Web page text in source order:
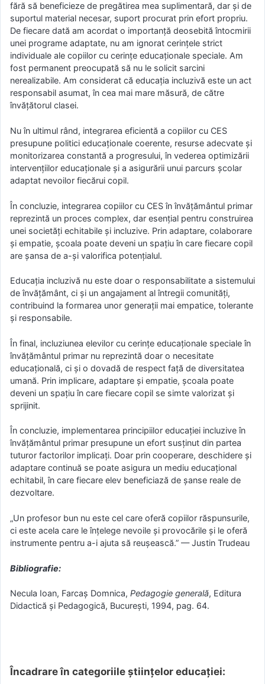
fără să beneficieze de pregătirea mea suplimentară, dar și de
suportul material necesar, suport procurat prin efort propriu.
De fiecare dată am acordat o importanță deosebită întocmirii
unei programe adaptate, nu am ignorat cerințele strict
individuale ale copiilor cu cerințe educaționale speciale. Am
fost permanent preocupată să nu le solicit sarcini
nerealizabile. Am considerat că educația incluzivă este un act
responsabil asumat, în cea mai mare măsură, de către
învățătorul clasei.
Nu în ultimul rând, integrarea eficientă a copiilor cu CES
presupune politici educaționale coerente, resurse adecvate și
monitorizarea constantă a progresului, în vederea optimizării
intervențiilor educaționale și a asigurării unui parcurs școlar
adaptat nevoilor fiecărui copil.
În concluzie, integrarea copiilor cu CES în învățământul primar
reprezintă un proces complex, dar esențial pentru construirea
unei societăți echitabile și incluzive. Prin adaptare, colaborare
și empatie, școala poate deveni un spațiu în care fiecare copil
are șansa de a-și valorifica potențialul.
Educația incluzivă nu este doar o responsabilitate a sistemului
de învățământ, ci și un angajament al întregii comunități,
contribuind la formarea unor generații mai empatice, tolerante
și responsabile.
În final, incluziunea elevilor cu cerințe educaționale speciale în
învățământul primar nu reprezintă doar o necesitate
educațională, ci și o dovadă de respect față de diversitatea
umană. Prin implicare, adaptare și empatie, școala poate
deveni un spațiu în care fiecare copil se simte valorizat și
sprijinit.
În concluzie, implementarea principiilor educației incluzive în
învățământul primar presupune un efort susținut din partea
tuturor factorilor implicați. Doar prin cooperare, deschidere și
adaptare continuă se poate asigura un mediu educațional
echitabil, în care fiecare elev beneficiază de șanse reale de
dezvoltare.
„Un profesor bun nu este cel care oferă copiilor răspunsurile,
ci este acela care le înțelege nevoile și provocările și le oferă
instrumente pentru a-i ajuta să reușească.” — Justin Trudeau
Bibliografie:
Necula Ioan, Farcaș Domnica, Pedagogie generală, Editura
Didactică și Pedagogică, București, 1994, pag. 64.
Încadrare în categoriile științelor educației: